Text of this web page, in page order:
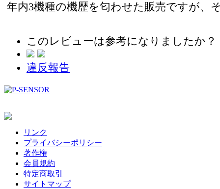
年内3機種の機歴を匂わせた販売ですが、
このレビューは参考になりましたか？
違反報告
リンク
プライバシーポリシー
著作権
会員規約
特定商取引
サイトマップ